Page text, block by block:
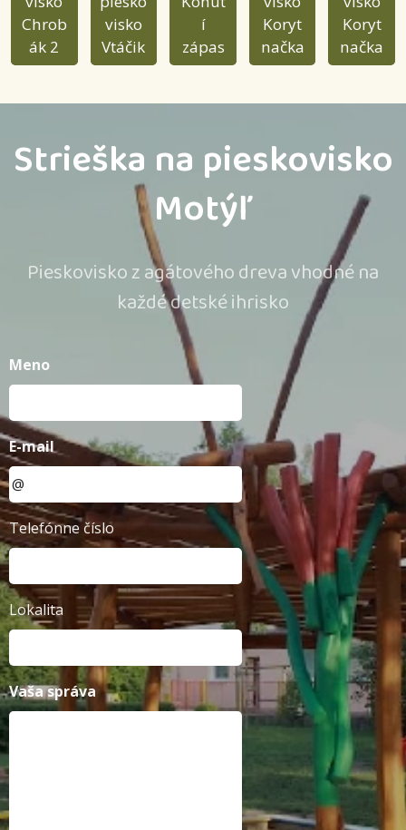
Chrob
ák 2
visko
Vtáčik
í
zápas
Koryt
načka
Koryt
načka
Strieška na pieskovisko
Motýľ
Pieskovisko z agátového dreva vhodné na
každé detské ihrisko
Meno
E-mail
Telefónne číslo
Lokalita
Vaša správa